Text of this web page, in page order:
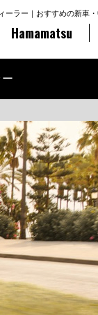
ーラー｜おすすめの新車
Hamamatsu